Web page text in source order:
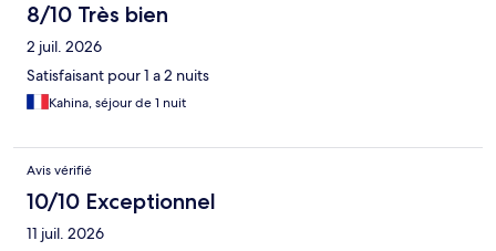
8/10 Très bien
2 juil. 2026
Satisfaisant pour 1 a 2 nuits
Kahina, séjour de 1 nuit
Avis vérifié
10/10 Exceptionnel
11 juil. 2026